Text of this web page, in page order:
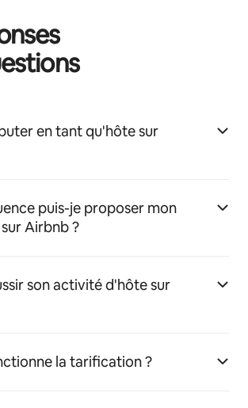
en tant qu'hôte sur
puis-je proposer mon
Airbnb ?
son activité d'hôte sur
la tarification ?